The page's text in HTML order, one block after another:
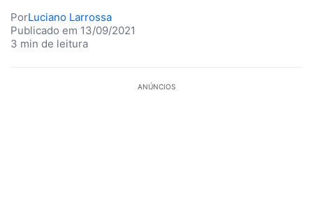
PorLuciano Larrossa
Publicado em 13/09/2021
3 min de leitura
ANÚNCIOS